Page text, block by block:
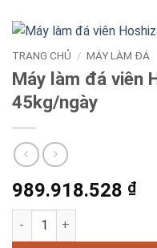
Sản phẩm
Thương hiệu
Bảng giá 2026
Ứng dụng
Blog kiến thức
TRANG CHỦ / MÁY LÀM ĐÁ
Máy làm đá viên
45kg/ngày
989.918.528 ₫
Máy làm đá viên